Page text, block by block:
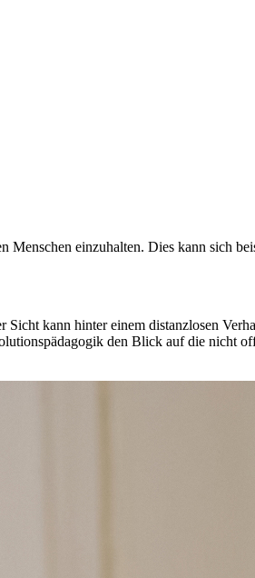
Menschen einzuhalten. Dies kann sich
kann hinter einem distanzlosen
den Blick auf die nicht